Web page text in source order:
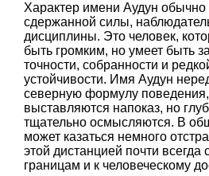
Характер имени Аудун обычно
сдержанной силы,
дисциплины. Это человек,
быть громким, но умеет быть
точности, собранности и
устойчивости. Имя Аудун
северную формулу
выставляются напоказ, но
тщательно осмысляются. В
может казаться немного
этой дистанцией почти всегда
границам и к человеческому